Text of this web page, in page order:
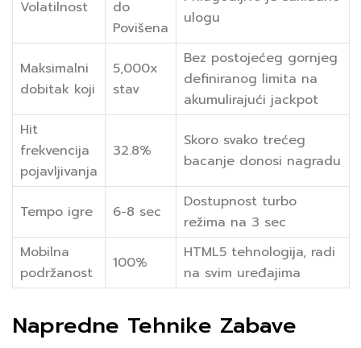
Volatilnost
do
Povišena
ulogu
Maksimalni
dobitak koji
5,000x
stav
Bez postojećeg gornjeg
definiranog limita na
akumulirajući jackpot
Hit
frekvencija
pojavljivanja
32.8%
Skoro svako trećeg
bacanje donosi nagradu
Tempo igre 6-8 sec
Dostupnost turbo
režima na 3 sec
Mobilna
podržanost
100%
HTML5 tehnologija, radi
na svim uređajima
Napredne Tehnike Zabave